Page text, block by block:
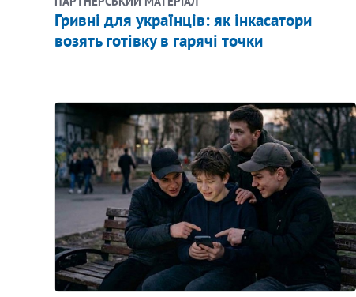
​Гривні для українців: як інкасатори
возять готівку в гарячі точки